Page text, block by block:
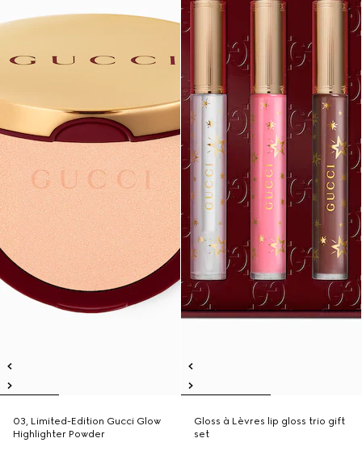
03, Limited-Edition Gucci Glow
Highlighter Powder
Gloss à Lèvres lip gloss trio gift
set